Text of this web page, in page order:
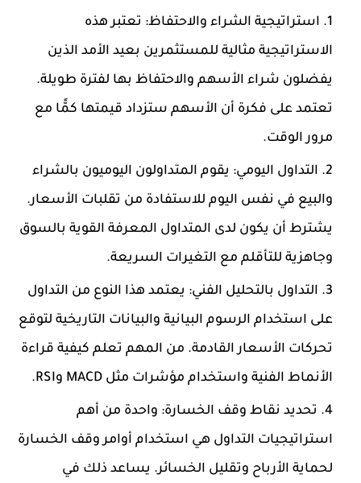
استراتيجية الشراء والاحتفاظ: تعتبر هذه
الاستراتيجية مثالية للمستثمرين بعيد الأمد الذين
يفضلون شراء الأسهم والاحتفاظ بها لفترة طويلة.
تعتمد على فكرة أن الأسهم ستزداد قيمتها كمًّا مع
مرور الوقت.
التداول اليومي: يقوم المتداولون اليوميون بالشراء
والبيع في نفس اليوم للاستفادة من تقلبات الأسعار.
يشترط أن يكون لدى المتداول المعرفة القوية بالسوق
وجاهزية للتأقلم مع التغيرات السريعة.
التداول بالتحليل الفني: يعتمد هذا النوع من التداول
على استخدام الرسوم البيانية والبيانات التاريخية لتوقع
تحركات الأسعار القادمة. من المهم تعلم كيفية قراءة
الأنماط الفنية واستخدام مؤشرات مثل MACD وRSI.
تحديد نقاط وقف الخسارة: واحدة من أهم
استراتيجيات التداول هي استخدام أوامر وقف الخسارة
لحماية الأرباح وتقليل الخسائر. يساعد ذلك في